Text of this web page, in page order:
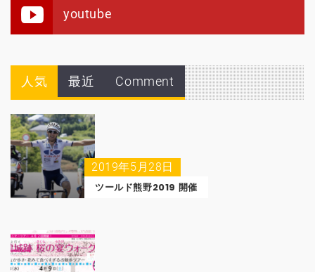
youtube
人気 最近 Comment
2019年5月28日
ツールド熊野2019 開催